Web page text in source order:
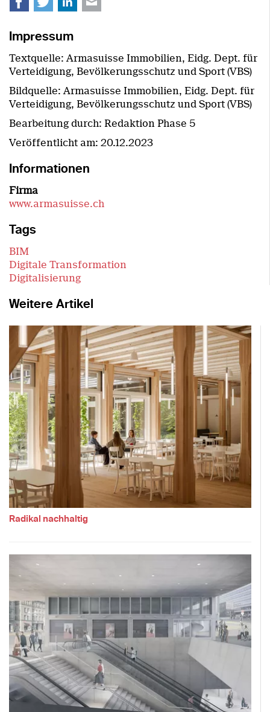
Facebook
TwitterLinkedIn
E-mail
Impressum
Textquelle: Armasuisse Immobilien, Eidg. Dept. für
Verteidigung, Bevölkerungsschutz und Sport (VBS)
Bildquelle: Armasuisse Immobilien, Eidg. Dept. für
Verteidigung, Bevölkerungsschutz und Sport (VBS)
Bearbeitung durch: Redaktion Phase 5
Veröffentlicht am: 20.12.2023
Informationen
Firma
www.armasuisse.ch
Tags
BIM
Digitale Transformation
Digitalisierung
Weitere Artikel
Radikal nachhaltig